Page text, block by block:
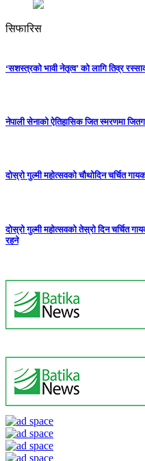
सिफारिस
‘सशस्त्रको भावी नेतृत्व’ को लागि तिव्र
नेपाली सेनाको ऐतिहासिक जित स्मरणमा
दोस्रो गुल्मी महोत्सवको चौथोदिन चर्चित
दोस्रो गुल्मी महोत्सवको तेस्रो दिन चर्चित
रहने